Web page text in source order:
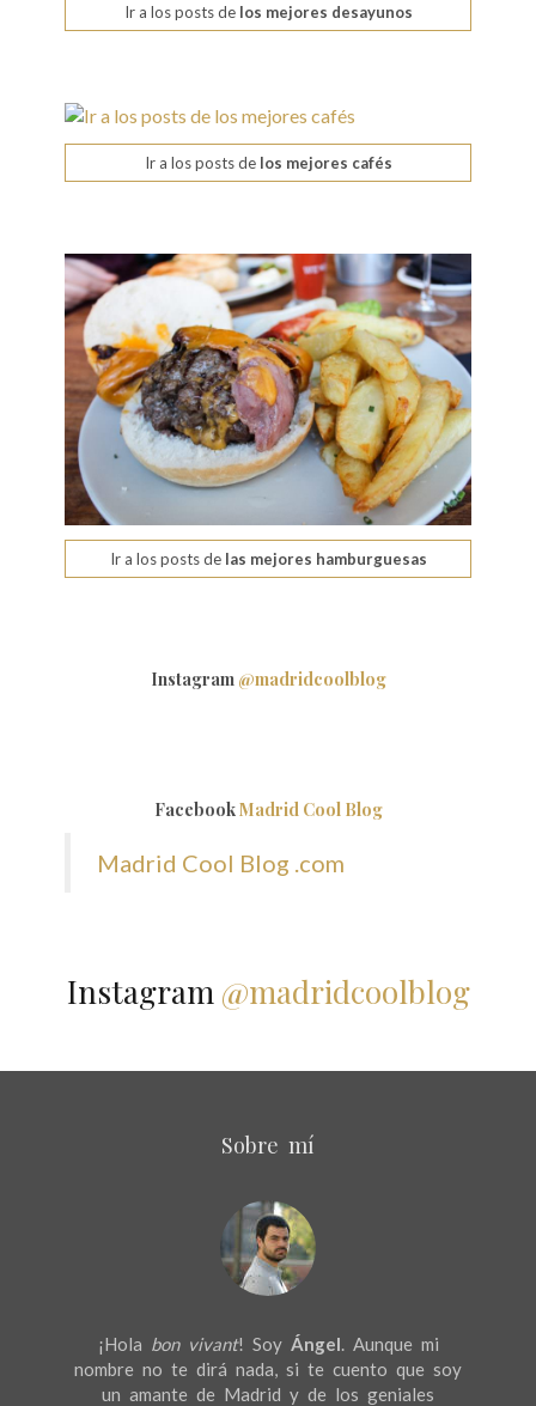
Ir a los posts delos mejores desayunos
Ir a los posts delos mejores cafés
Ir a los posts delas mejores hamburguesas
Instagram @madridcoolblog
FacebookMadrid Cool Blog
Madrid Cool Blog .com
Instagram @madridcoolblog
Sobre mí
¡Hola bon vivant! Soy Ángel . Aunque mi
nombre no te dirá nada, si te cuento que soy
un amante de Madrid y de los geniales